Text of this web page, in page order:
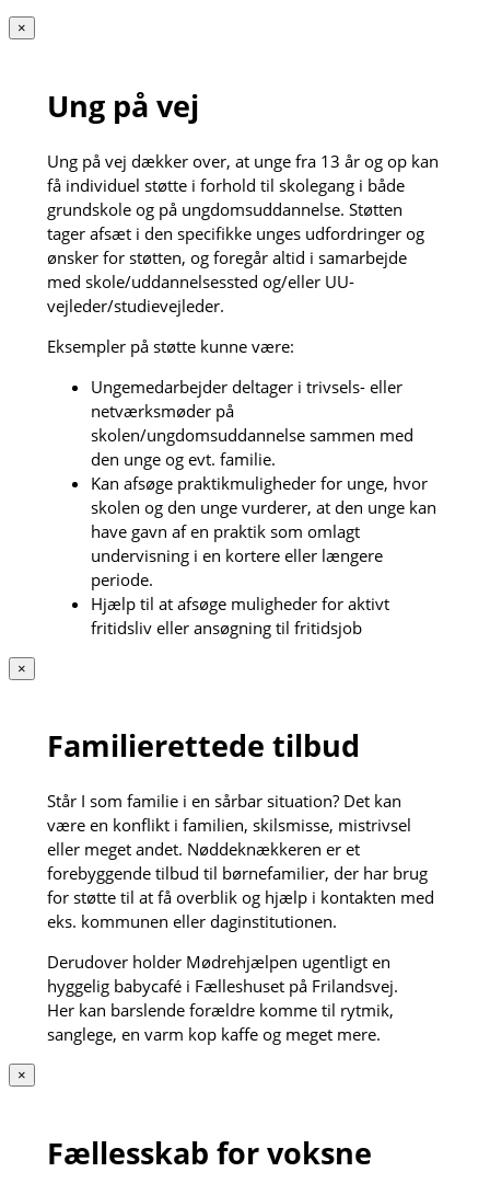
×
Ung på vej
Ung på vej dækker over, at unge fra 13 år og op kan
få individuel støtte i forhold til skolegang i både
grundskole og på ungdomsuddannelse. Støtten
tager afsæt i den specifikke unges udfordringer og
ønsker for støtten, og foregår altid i samarbejde
med skole/uddannelsessted og/eller UU-
vejleder/studievejleder.
Eksempler på støtte kunne være:
Ungemedarbejder deltager i trivsels- eller
netværksmøder på
skolen/ungdomsuddannelse sammen med
den unge og evt. familie.
Kan afsøge praktikmuligheder for unge, hvor
skolen og den unge vurderer, at den unge kan
have gavn af en praktik som omlagt
undervisning i en kortere eller længere
periode.
Hjælp til at afsøge muligheder for aktivt
fritidsliv eller ansøgning til fritidsjob
×
Familierettede tilbud
Står I som familie i en sårbar situation? Det kan
være en konflikt i familien, skilsmisse, mistrivsel
eller meget andet. Nøddeknækkeren er et
forebyggende tilbud til børnefamilier, der har brug
for støtte til at få overblik og hjælp i kontakten med
eks. kommunen eller daginstitutionen.
Derudover holder Mødrehjælpen ugentligt en
hyggelig babycafé i Fælleshuset på Frilandsvej.
Her kan barslende forældre komme til rytmik,
sanglege, en varm kop kaffe og meget mere.
×
Fællesskab for voksne